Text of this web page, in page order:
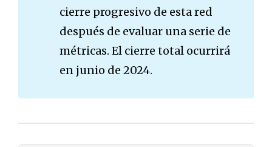
cierre progresivo de esta red
después de evaluar una serie de
métricas. El cierre total ocurrirá
en junio de 2024.